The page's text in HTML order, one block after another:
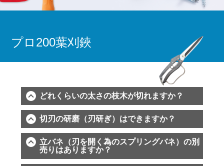
プロ200葉刈鋏
どれくらいの太さの枝木が切れますか？
切刃の研磨（刃研ぎ）はできますか？
立バネ（刃を開く為のスプリングバネ）の別
売りはありますか？